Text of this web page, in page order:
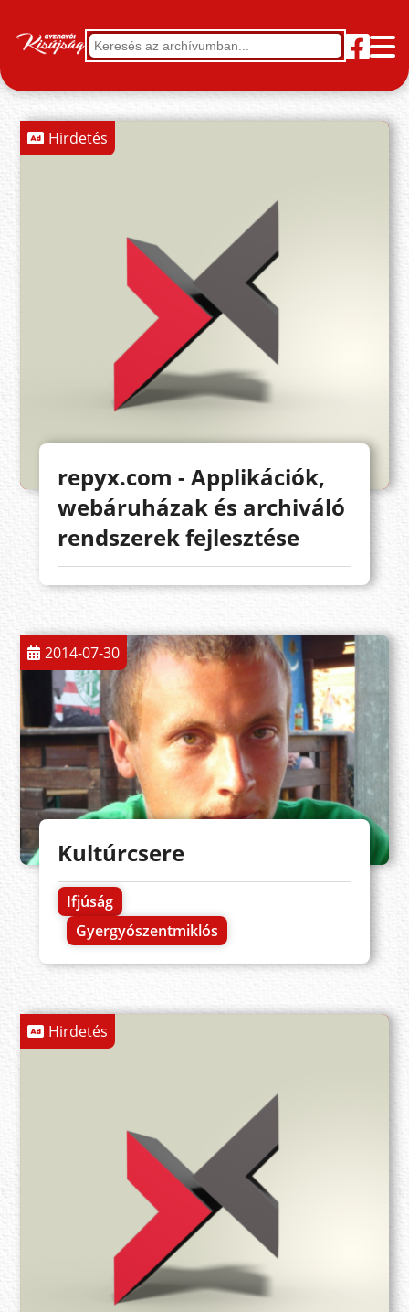
Hirdetés
repyx.com - Applikációk,
webáruházak és archiváló
rendszerek fejlesztése
2014-07-30
Kultúrcsere
Ifjúság
Gyergyószentmiklós
Hirdetés